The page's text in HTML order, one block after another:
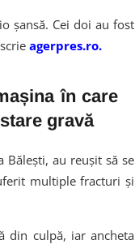
șansă. Cei doi au fost
agerpres.ro.
în care
gravă
au reușit să se
multiple fracturi și
din culpă, iar ancheta